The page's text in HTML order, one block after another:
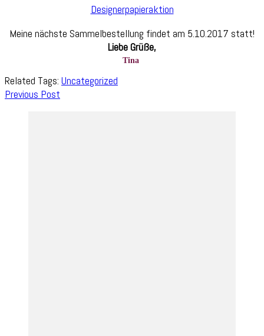
Designerpapieraktion
Meine nächste Sammelbestellung findet am 5.10.2017 statt!
Liebe Grüße,
Tina
Related Tags: Uncategorized
Post
Previous Post